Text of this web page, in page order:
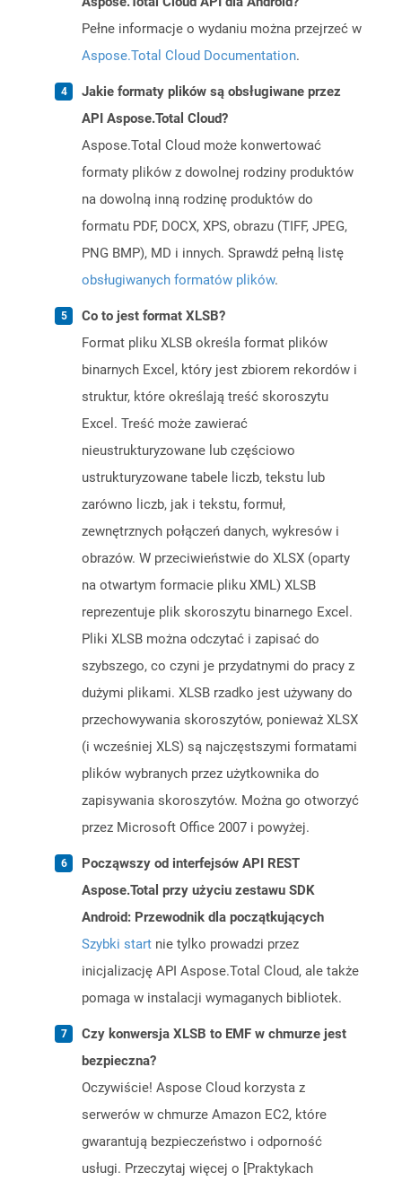
Pełne informacje o wydaniu można przejrzeć w
Aspose.Total Cloud Documentation.
Jakie formaty plików są obsługiwane przez
API Aspose.Total Cloud?
Aspose.Total Cloud może konwertować
formaty plików z dowolnej rodziny produktów
na dowolną inną rodzinę produktów do
formatu PDF, DOCX, XPS, obrazu (TIFF, JPEG,
PNG BMP), MD i innych. Sprawdź pełną listę
obsługiwanych formatów plików.
Co to jest format XLSB?
Format pliku XLSB określa format plików
binarnych Excel, który jest zbiorem rekordów i
struktur, które określają treść skoroszytu
Excel. Treść może zawierać
nieustrukturyzowane lub częściowo
ustrukturyzowane tabele liczb, tekstu lub
zarówno liczb, jak i tekstu, formuł,
zewnętrznych połączeń danych, wykresów i
obrazów. W przeciwieństwie do XLSX (oparty
na otwartym formacie pliku XML) XLSB
reprezentuje plik skoroszytu binarnego Excel.
Pliki XLSB można odczytać i zapisać do
szybszego, co czyni je przydatnymi do pracy z
dużymi plikami. XLSB rzadko jest używany do
przechowywania skoroszytów, ponieważ XLSX
(i wcześniej XLS) są najczęstszymi formatami
plików wybranych przez użytkownika do
zapisywania skoroszytów. Można go otworzyć
przez Microsoft Office 2007 i powyżej.
Począwszy od interfejsów API REST
Aspose.Total przy użyciu zestawu SDK
Android: Przewodnik dla początkujących
Szybki start nie tylko prowadzi przez
inicjalizację API Aspose.Total Cloud, ale także
pomaga w instalacji wymaganych bibliotek.
Czy konwersja XLSB to EMF w chmurze jest
bezpieczna?
Oczywiście! Aspose Cloud korzysta z
serwerów w chmurze Amazon EC2, które
gwarantują bezpieczeństwo i odporność
usługi. Przeczytaj więcej o [Praktykach